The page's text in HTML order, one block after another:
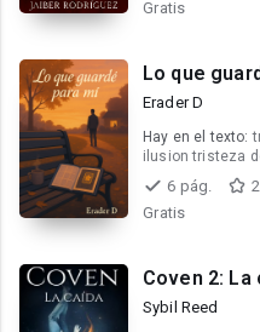
Gratis
Lo que
Erader D
Hay en el texto:
6 pág.
2
Gratis
Coven 2: La
Sybil Reed